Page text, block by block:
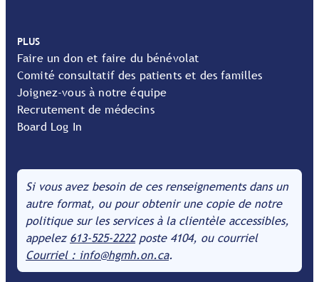
PLUS
Faire un don et faire du bénévolat
Comité consultatif des patients et des familles
Joignez-vous à notre équipe
Recrutement de médecins
Board Log In
Si vous avez besoin de ces renseignements dans un
autre format, ou pour obtenir une copie de notre
politique sur les services à la clientèle accessibles,
appelez 613-525-2222poste 4104, ou courriel
Courriel : info@hgmh.on.ca.